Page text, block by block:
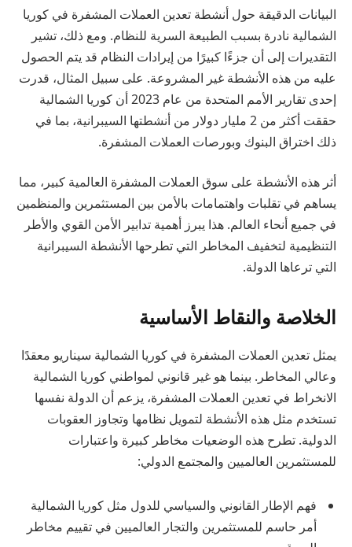
البيانات الدقيقة حول أنشطة تعدين العملات المشفرة في كوريا
الشمالية نادرة بسبب الطبيعة السرية للنظام. ومع ذلك، تشير
التقديرات إلى أن جزءًا كبيرًا من إيرادات النظام قد يتم الحصول
عليه من هذه الأنشطة غير المشروعة. على سبيل المثال، قدرت
إحدى تقارير الأمم المتحدة من عام 2023 أن كوريا الشمالية
حققت أكثر من 2 مليار دولار من أنشطتها السيبرانية، بما في
ذلك اختراق البنوك وبورصات العملات المشفرة.
أثر هذه الأنشطة على سوق العملات المشفرة العالمية كبير، مما
يساهم في تقلبات واهتمامات بالأمن بين المستثمرين والمنظمين
في جميع أنحاء العالم. هذا يبرز أهمية تدابير الأمن القوي والأطر
التنظيمية لتخفيف المخاطر التي تطرحها الأنشطة السيبرانية
التي ترعاها الدولة.
الخلاصة والنقاط الأساسية
يمثل تعدين العملات المشفرة في كوريا الشمالية سيناريو معقدًا
وعالي المخاطر. بينما هو غير قانوني لمواطني كوريا الشمالية
الانخراط في تعدين العملات المشفرة، يزعم أن الدولة نفسها
تستخدم مثل هذه الأنشطة لتمويل نظامها وتجاوز العقوبات
الدولية. تطرح هذه الوضعيات مخاطر كبيرة واعتبارات
للمستثمرين العالميين والمجتمع الدولي:
فهم الإطار القانوني والسياسي للدول مثل كوريا الشمالية
أمر حاسم للمستثمرين والتجار العالميين في تقييم مخاطر